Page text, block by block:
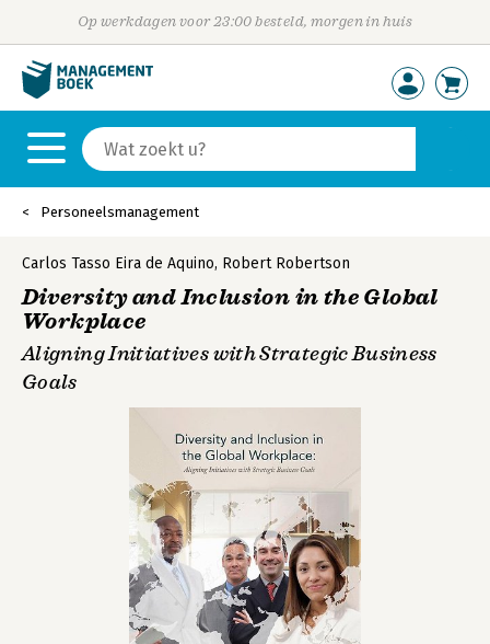
Op werkdagen voor 23:00 besteld, morgen in huis
Personeelsmanagement
Carlos Tasso Eira de Aquino, Robert Robertson
Diversity and Inclusion in the Global
Workplace
Aligning Initiatives with Strategic Business
Goals